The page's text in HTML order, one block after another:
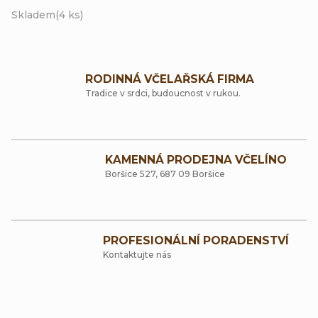
Skladem(4 ks)
RODINNÁ VČELAŘSKÁ FIRMA
Tradice v srdci, budoucnost v rukou.
KAMENNÁ PRODEJNA VČELÍNO
Boršice 527, 687 09 Boršice
PROFESIONÁLNÍ PORADENSTVÍ
Kontaktujte nás